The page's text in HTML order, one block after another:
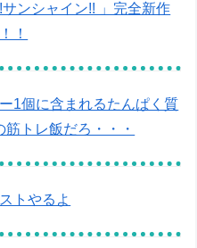
ンシャイン!! 」完全新作
！
1個に含まれるたんぱく質
トレ飯だろ・・・
トやるよ